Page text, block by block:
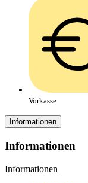
Vorkasse
Informationen
Informationen
Informationen